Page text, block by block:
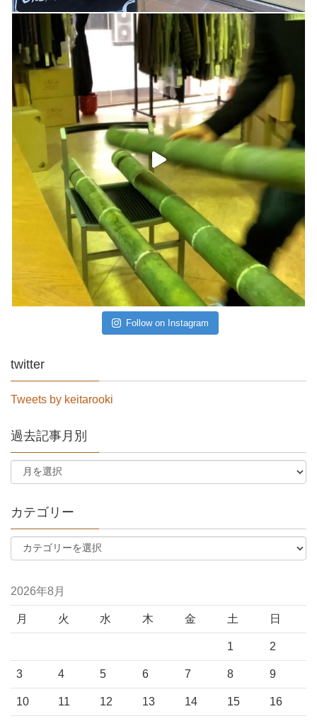
Follow on Instagram
twitter
Tweets by keitarooki
過去記事月別
カテゴリー
2026年8月
月 火 水 木 金 土 日
1 2
3 4 5 6 7 8 9
10 11 12 13 14 15 16